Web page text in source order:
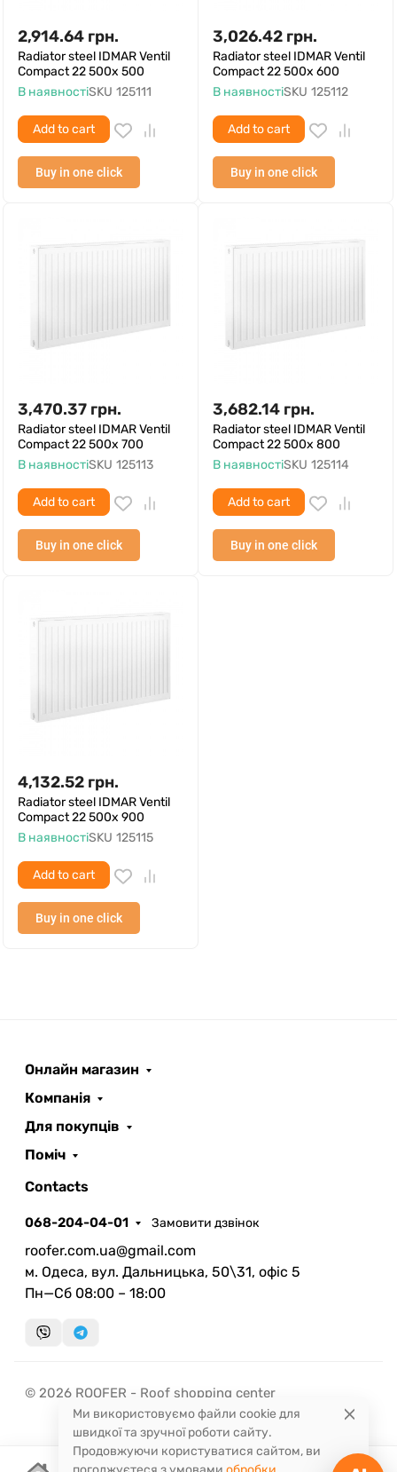
2,914.64 грн.
Radiator steel IDMAR Ventil
Compact 22 500x 500
В наявностіSKU 125111
Add to cart
Buy in one click
3,026.42 грн.
Radiator steel IDMAR Ventil
Compact 22 500x 600
В наявностіSKU 125112
Add to cart
Buy in one click
3,470.37 грн.
Radiator steel IDMAR Ventil
Compact 22 500x 700
В наявностіSKU 125113
Add to cart
Buy in one click
3,682.14 грн.
Radiator steel IDMAR Ventil
Compact 22 500x 800
В наявностіSKU 125114
Add to cart
Buy in one click
4,132.52 грн.
Radiator steel IDMAR Ventil
Compact 22 500x 900
В наявностіSKU 125115
Add to cart
Buy in one click
Онлайн магазин
Компанія
Для покупців
Поміч
Contacts
068-204-04-01 Замовити дзвінок
roofer.com.ua@gmail.com
м. Одеса, вул. Дальницька, 50\31, офіс 5
Пн—Сб 08:00 – 18:00
© 2026 ROOFER - Roof shopping center
Ми використовуємо файли cookie для
швидкої та зручної роботи сайту.
Продовжуючи користуватися сайтом, ви
AI помічник
Запланувати дзвінок
Швидка консультація